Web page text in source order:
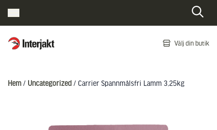
Interjakt SE Välj din butik
Hem / Uncategorized / Carrier Spannmålsfri Lamm 3,25kg